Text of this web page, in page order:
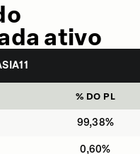
ativo
% DO PL
99,38%
0,60%